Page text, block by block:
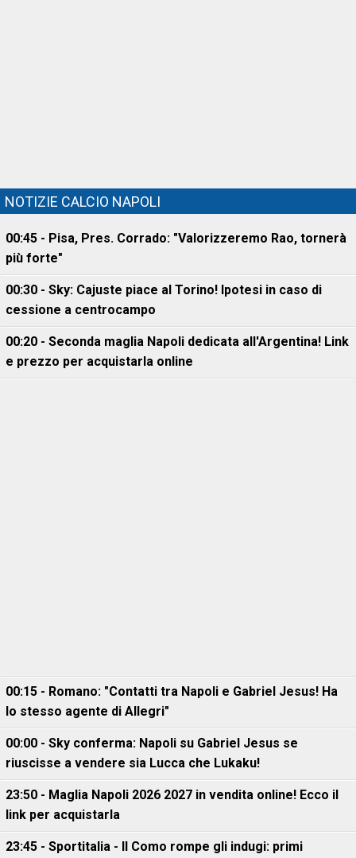
NOTIZIE CALCIO NAPOLI
00:45 - Pisa, Pres. Corrado: "Valorizzeremo Rao, tornerà
più forte"
00:30 - Sky: Cajuste piace al Torino! Ipotesi in caso di
cessione a centrocampo
00:20 - Seconda maglia Napoli dedicata all'Argentina! Link
e prezzo per acquistarla online
00:15 - Romano: "Contatti tra Napoli e Gabriel Jesus! Ha
lo stesso agente di Allegri"
00:00 - Sky conferma: Napoli su Gabriel Jesus se
riuscisse a vendere sia Lucca che Lukaku!
23:50 - Maglia Napoli 2026 2027 in vendita online! Ecco il
link per acquistarla
23:45 - Sportitalia - Il Como rompe gli indugi: primi